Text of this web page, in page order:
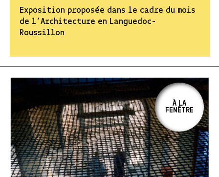
Exposition proposée dans le cadre du mois
de l’Architecture en Languedoc-
Roussillon
À LA
FENÊTRE